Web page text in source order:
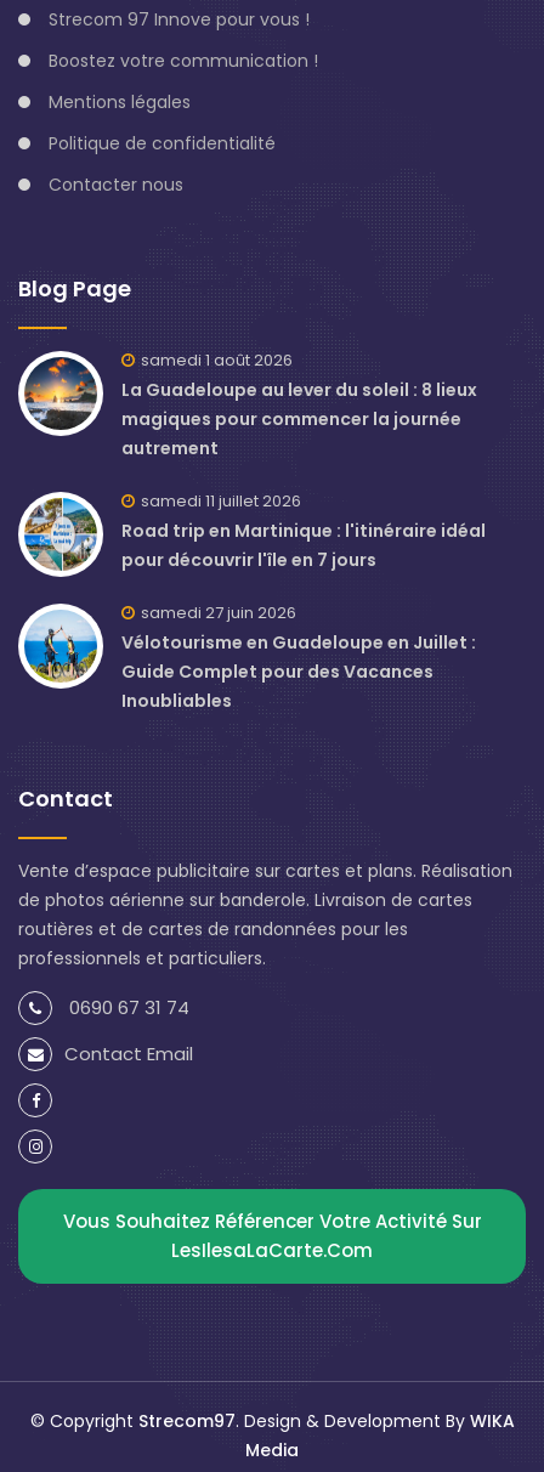
Strecom 97 Innove pour vous !
Boostez votre communication !
Mentions légales
Politique de confidentialité
Contacter nous
Blog Page
samedi 1 août 2026
La Guadeloupe au lever du soleil : 8 lieux
magiques pour commencer la journée
autrement
samedi 11 juillet 2026
Road trip en Martinique : l'itinéraire idéal
pour découvrir l'île en 7 jours
samedi 27 juin 2026
Vélotourisme en Guadeloupe en Juillet :
Guide Complet pour des Vacances
Inoubliables
Contact
Vente d’espace publicitaire sur cartes et plans. Réalisation
de photos aérienne sur banderole. Livraison de cartes
routières et de cartes de randonnées pour les
professionnels et particuliers.
0690 67 31 74
Contact Email
Vous Souhaitez Référencer Votre Activité Sur
LesIlesaLaCarte.com
© Copyright Strecom97. Design & Development By WIKA
Media